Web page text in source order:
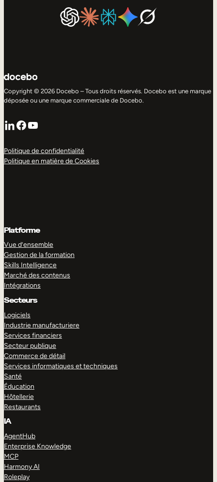
Copyright © 2026 Docebo – Tous droits réservés. Docebo est une marque
déposée ou une marque commerciale de Docebo.
LinkedIn
Facebook
YouTube
Politique de confidentialité
Politique en matière de Cookies
Platforme
Vue d’ensemble
Gestion de la formation
Skills Intelligence
Marché des contenus
Intégrations
Secteurs
Logiciels
Industrie manufacturiere
Services financiers
Secteur publique
Commerce de détail
Services informatiques et techniques
Santé
Éducation
Hôtellerie
Restaurants
IA
AgentHub
Enterprise Knowledge
MCP
Harmony AI
Roleplay